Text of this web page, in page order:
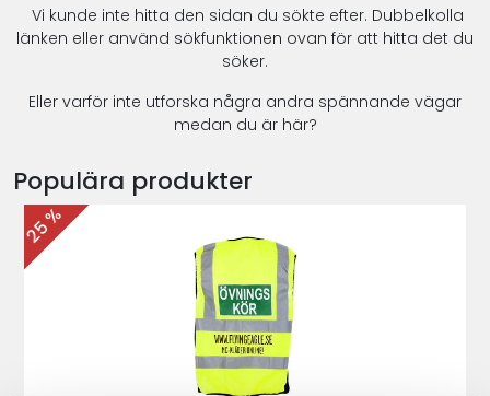
Vi kunde inte hitta den sidan du sökte efter. Dubbelkolla
länken eller använd sökfunktionen ovan för att hitta det du
söker.
Eller varför inte utforska några andra spännande vägar
medan du är här?
Populära produkter
25 %